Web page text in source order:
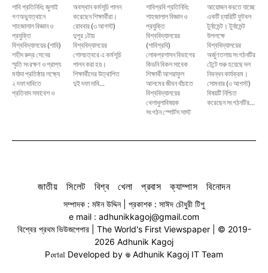
শাবি প্রতিনিধি: জুলাই
গণঅভ্যুত্থানে
শাহজালাল বিজ্ঞান ও
প্রযুক্তি
বিশ্ববিদ্যালয়ের (শাবি)
শহীদ রুদ্র সেনের
স্মৃতি সংরক্ষণ ও প্রাপ্য
মর্যাদা প্রতিষ্ঠার লক্ষ্যে
২ দফা দাবিতে
প্রতিবাদ সমাবেশ ও
অবস্থান কর্মসূচি পালন
করেছেন শিক্ষার্থীরা।
রোববার (৩ আগস্ট)
দুপুর ১টায়
বিশ্ববিদ্যালয়ের
গোলচত্বরে এ কর্মসূচি
পালন করা হয়।
শিক্ষার্থীদের উত্থাপিত
দুই দফা দাবি...
শাবিপ্রবি প্রতিনিধি:
শাহজালাল বিজ্ঞান ও
প্রযুক্তি
বিশ্ববিদ্যালয়ের
(শাবিপ্রবি)
লোকপ্রশাসন বিভাগের
কিডনি বিকল সাবেক
শিক্ষার্থী আশরাফুল
আলমের জীবন বাঁচাতে
বিশ্ববিদ্যালয়ের
খেলাধুলাবিষয়ক
সংগঠন স্পোর্টস সাস্ট
আয়োজন করতে যাচ্ছে
একটি চ্যারিটি ফুটবল
টুর্নামেন্ট। টুর্নামেন্ট
উপলক্ষে
বিশ্ববিদ্যালয়ের
অর্জুণতলায় সংগঠনটির
টেন্টে শুরু হয়েছে দল
নিবন্ধন কার্যক্রম।
সোমবার (৩ আগস্ট)
বিষয়টি নিশ্চিত
করেছেন সংগঠনটির...
জাতীয় সিলেট বিশ্ব খেলা প্রবাস ক্যাম্পাস বিনোদন
সম্পাদক : মঈন উদ্দিন | প্রকাশক : সাঈদ চৌধুরী টিপু
e mail : adhunikkagoj@gmail.com
বিশ্বের প্রথম ভিউজপেপার | The World's First Viewspaper | © 2019-
2026 Adhunik Kagoj
P𝔬𝔯𝔱𝔞𝔩 Developed by 𖦹 Adhunik Kagoj IT Team